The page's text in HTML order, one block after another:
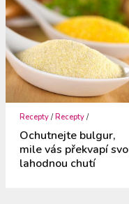
Recepty / Recepty /
Ochutnejte bulgur,
mile vás překvapí
lahodnou chutí